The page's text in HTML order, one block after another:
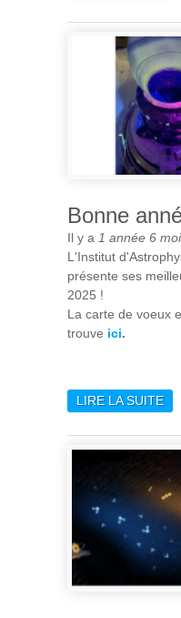
Bonne
Il y a 1 année 6
L'Institut
présente ses
2025 !
La carte de voeux
trouve ici.
LIRE LA SUITE